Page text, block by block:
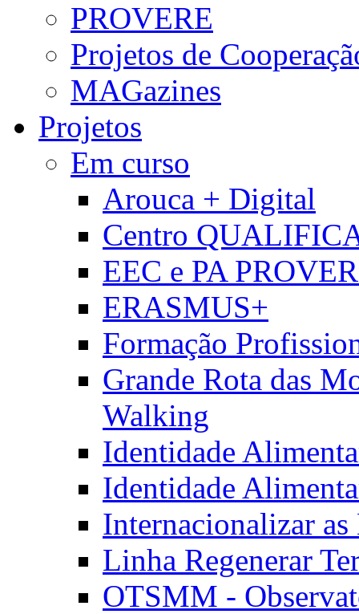
PROVERE
Projetos de
MAGazines
Projetos
Em curso
Arouca + Digital
Centro
EEC e PA
ERASMUS+
Formação
Grande Rota das
Walking
Identidade
Identidade
Internacionalizar
Linha Regenerar
OTSMM -